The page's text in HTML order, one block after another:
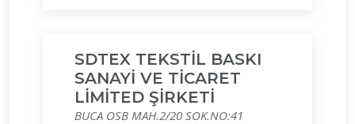
SDTEX TEKSTİL BASKI
SANAYİ VE TİCARET
LİMİTED ŞİRKETİ
BUCA OSB MAH.2/20 SOK.NO:41